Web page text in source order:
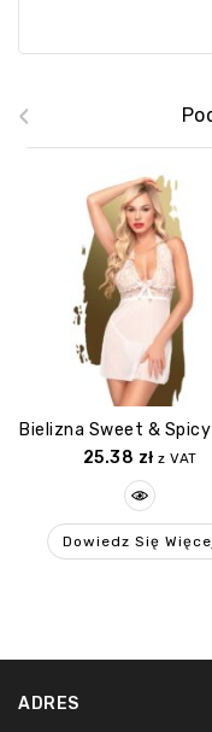
25.38 zł z VAT
Dowiedz Się
‹
ADRES